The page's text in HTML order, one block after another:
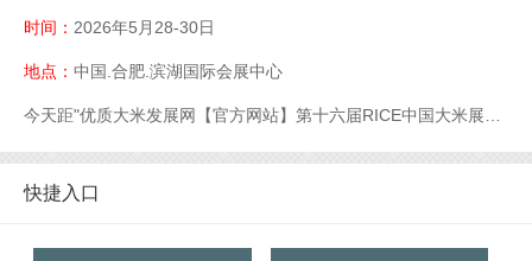
时间： 2026年5月28-30日
地点： 中国.合肥.滨湖国际会展中心
快捷入口